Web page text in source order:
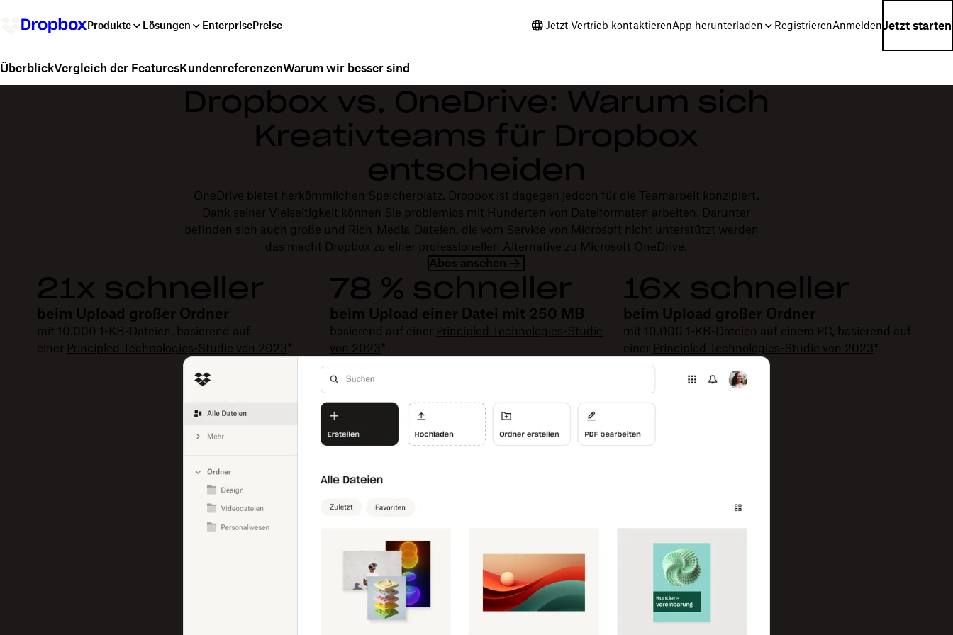
Produkte Lösungen EnterprisePreise Jetzt Vertrieb kontaktierenApp herunterladen RegistrierenAnmeldenJetzt starten
ÜberblickVergleich der FeaturesKundenreferenzenWarum wir besser sind
Dropbox vs. OneDrive: Warum sich
Kreativteams für Dropbox
entscheiden
OneDrive bietet herkömmlichen Speicherplatz. Dropbox ist dagegen jedoch für die Teamarbeit konzipiert.
Dank seiner Vielseitigkeit können Sie problemlos mit Hunderten von Dateiformaten arbeiten. Darunter
befinden sich auch große und Rich-Media-Dateien, die vom Service von Microsoft nicht unterstützt werden –
das macht Dropbox zu einer professionellen Alternative zu Microsoft OneDrive.
Abos ansehen
21x schneller
beim Upload großer Ordner
mit 10.000 1-KB-Dateien, basierend auf
einer Principled Technologies-Studie von 2023*
78 % schneller
beim Upload einer Datei mit 250 MB
basierend auf einer Principled Technologies-Studie
von 2023*
16x schneller
beim Upload großer Ordner
mit 10.000 1-KB-Dateien auf einem PC, basierend auf
einer Principled Technologies-Studie von 2023*